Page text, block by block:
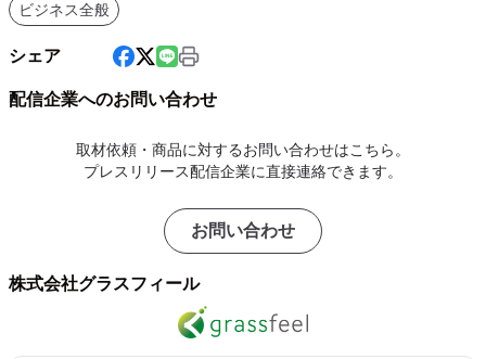
ビジネス全般
シェア
配信企業へのお問い合わせ
取材依頼・商品に対するお問い合わせはこちら。
プレスリリース配信企業に直接連絡できます。
お問い合わせ
株式会社グラスフィール